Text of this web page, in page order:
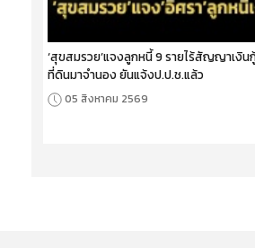
‘สุขสมรวย’แจงลูกหนี้ 9 รายไร้สัญญาเงินกู้
ที่ดินมาจำนอง ยันแจ้งป.ป.ช.แล้ว
05 สิงหาคม 2569